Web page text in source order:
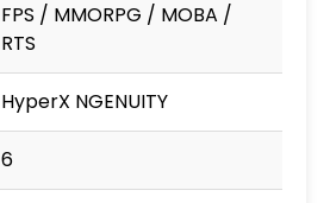
FPS / MMORPG / MOBA /
RTS
HyperX NGENUITY
6